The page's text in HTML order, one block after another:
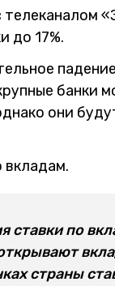
до 17%.
банки
они
вкладам.
ставки по
страны